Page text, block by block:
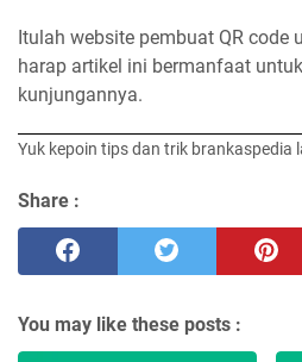
Itulah website pembuat QR code
harap artikel ini bermanfaat
kunjungannya.
Yuk kepoin tips dan trik brankaspedia
Share :
You may like these posts :